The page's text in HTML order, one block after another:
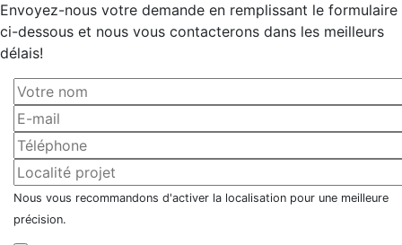
Envoyez-nous votre demande en remplissant le formulaire
ci-dessous et nous vous contacterons dans les meilleurs
délais!
Nous vous recommandons d'activer la localisation pour une meilleure
précision.